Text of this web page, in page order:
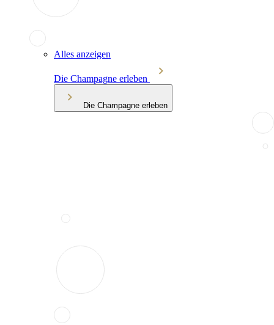
Alles anzeigen
Die Champagne erleben
Die Champagne erleben